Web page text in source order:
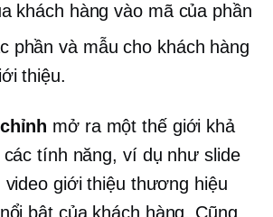
khách hàng vào mã của phần
phần và mẫu cho khách hàng
thiệu.
mở ra một thế giới khả
tính năng, ví dụ như slide
video giới thiệu thương hiệu
bật của khách hàng. Cũng